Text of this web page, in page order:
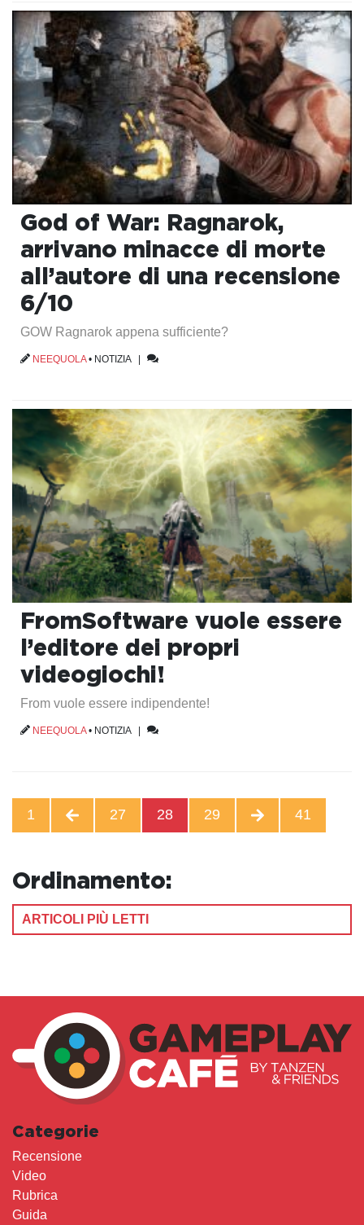
God of War: Ragnarok,
arrivano minacce di morte
all’autore di una recensione
6/10
GOW Ragnarok appena sufficiente?
NEEQUOLA• NOTIZIA|
FromSoftware vuole essere
l’editore dei propri
videogiochi!
From vuole essere indipendente!
NEEQUOLA• NOTIZIA|
1 27 28 29 41
Ordinamento:
ARTICOLI PIÙ LETTI
Categorie
Recensione
Video
Rubrica
Guida